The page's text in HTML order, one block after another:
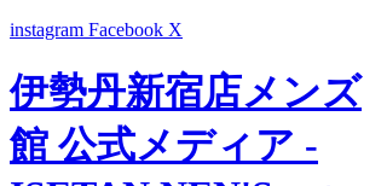
instagram Facebook X
伊勢丹新宿店メンズ
館 公式メディア -